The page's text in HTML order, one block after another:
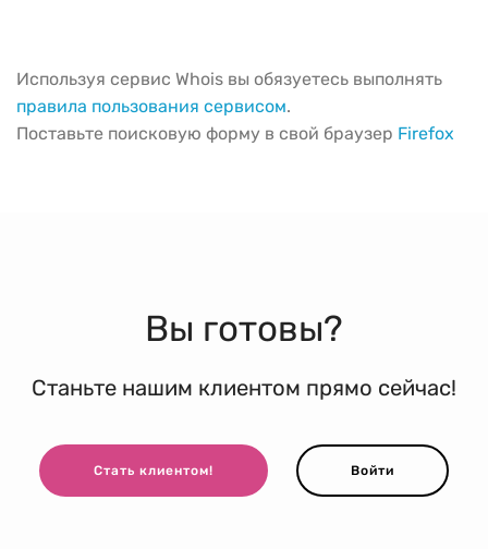
Используя сервис Whois вы обязуетесь выполнять
правила пользования сервисом.
Поставьте поисковую форму в свой браузер Firefox
Вы готовы?
Станьте нашим клиентом прямо сейчас!
Стать клиентом! Войти